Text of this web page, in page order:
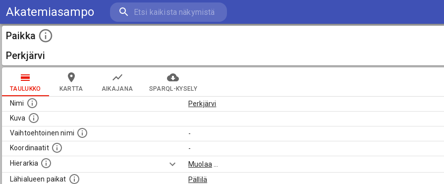
Akatemiasampo
Paikka
Perkjärvi
TAULUKKO KARTTA AIKAJANA SPARQL-KYSELY
Nimi
Perkjärvi
Kuva
Vaihtoehtoinen nimi
-
Koordinaatit
-
Hierarkia
Muolaa
Lähialueen paikat
Pällilä